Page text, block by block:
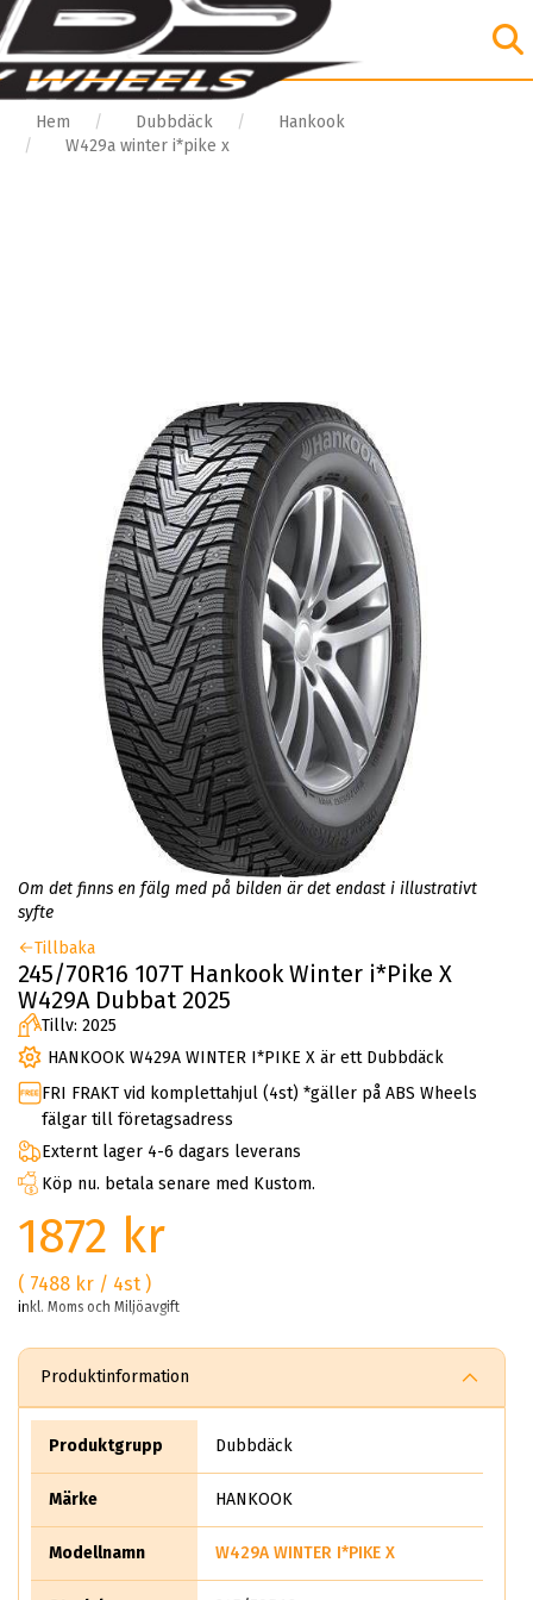
Hem Dubbdäck
Hankook
W429a winter i*pike x
Om det finns en fälg med på bilden är det endast i illustrativt
syfte
Tillbaka
245/70R16 107T Hankook Winter i*Pike X
W429A Dubbat 2025
Tillv: 2025
HANKOOK W429A WINTER I*PIKE X är ett Dubbdäck
FRI FRAKT vid komplettahjul (4st) *gäller på ABS Wheels
fälgar till företagsadress
Externt lager 4-6 dagars leverans
Köp nu. betala senare med Kustom.
1872 kr
( 7488 kr / 4st )
inkl. Moms och Miljöavgift
Produktinformation
Produktgrupp Dubbdäck
Märke HANKOOK
Modellnamn W429A WINTER I*PIKE X